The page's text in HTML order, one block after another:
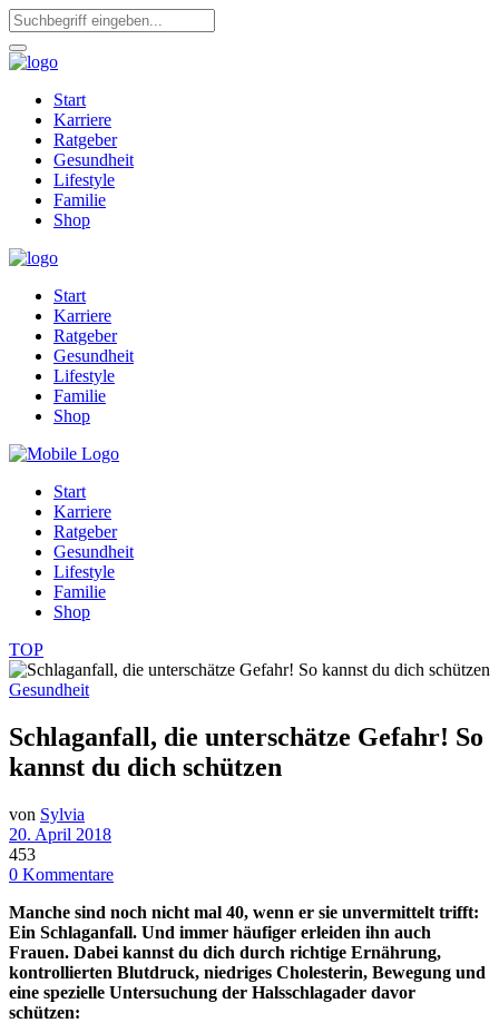
Start
Karriere
Ratgeber
Gesundheit
Lifestyle
Familie
Shop
Start
Karriere
Ratgeber
Gesundheit
Lifestyle
Familie
Shop
Start
Karriere
Ratgeber
Gesundheit
Lifestyle
Familie
Shop
TOP
Gesundheit
Schlaganfall, die unterschätze Gefahr! So
kannst du dich schützen
von Sylvia
20. April 2018
453
0 Kommentare
Manche sind noch nicht mal 40, wenn er sie unvermittelt trifft:
Ein Schlaganfall. Und immer häufiger erleiden ihn auch
Frauen. Dabei kannst du dich durch richtige Ernährung,
kontrollierten Blutdruck, niedriges Cholesterin, Bewegung und
eine spezielle Untersuchung der Halsschlagader davor
schützen: